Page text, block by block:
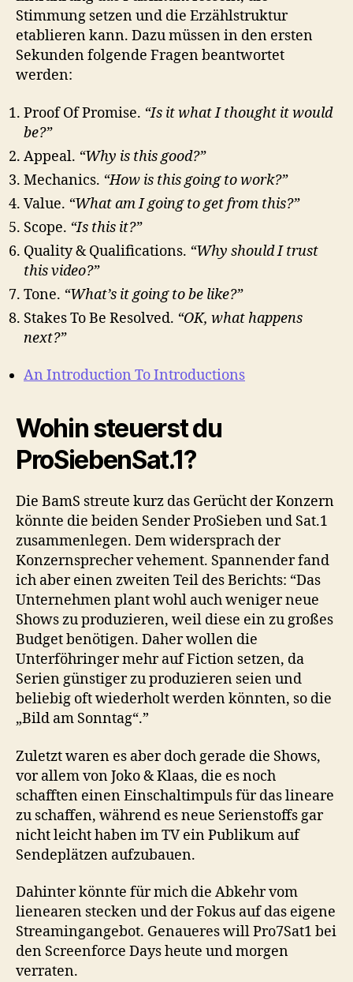
Stimmung setzen und die Erzählstruktur
etablieren kann. Dazu müssen in den ersten
Sekunden folgende Fragen beantwortet
werden:
Proof Of Promise. “Is it what I thought it would
be?”
Appeal. “Why is this good?”
Mechanics. “How is this going to work?”
Value. “What am I going to get from this?”
Scope. “Is this it?”
Quality & Qualifications. “Why should I trust
this video?”
Tone. “What’s it going to be like?”
Stakes To Be Resolved. “OK, what happens
next?”
An Introduction To Introductions
Wohin steuerst du
ProSiebenSat.1?
Die BamS streute kurz das Gerücht der Konzern
könnte die beiden Sender ProSieben und Sat.1
zusammenlegen. Dem widersprach der
Konzernsprecher vehement. Spannender fand
ich aber einen zweiten Teil des Berichts: “Das
Unternehmen plant wohl auch weniger neue
Shows zu produzieren, weil diese ein zu großes
Budget benötigen. Daher wollen die
Unterföhringer mehr auf Fiction setzen, da
Serien günstiger zu produzieren seien und
beliebig oft wiederholt werden könnten, so die
„Bild am Sonntag“.”
Zuletzt waren es aber doch gerade die Shows,
vor allem von Joko & Klaas, die es noch
schafften einen Einschaltimpuls für das lineare
zu schaffen, während es neue Serienstoffs gar
nicht leicht haben im TV ein Publikum auf
Sendeplätzen aufzubauen.
Dahinter könnte für mich die Abkehr vom
lienearen stecken und der Fokus auf das eigene
Streamingangebot. Genaueres will Pro7Sat1 bei
den Screenforce Days heute und morgen
verraten.